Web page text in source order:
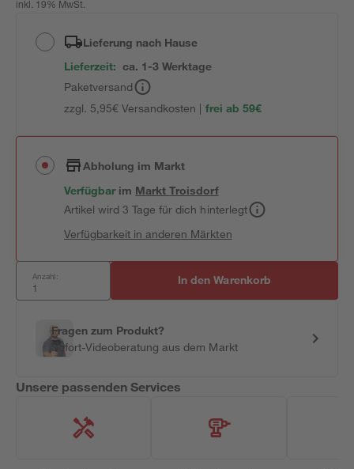
inkl. 19% MwSt.
Lieferung nach Hause
Lieferzeit: ca. 1-3 Werktage
Paketversand
zzgl. 5,95€ Versandkosten | frei ab 59€
Abholung im Markt
Verfügbar im MarktTroisdorf
Artikel wird 3 Tage für dich hinterlegt
Verfügbarkeit in anderen Märkten
Anzahl: In den Warenkorb
Fragen zum Produkt?
Sofort-Videoberatung aus dem Markt
Unsere passenden Services